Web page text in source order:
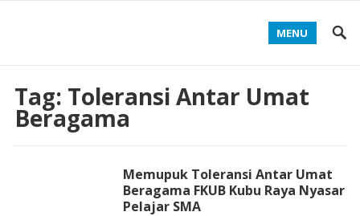
MENU
Tag: Toleransi Antar Umat
Beragama
Memupuk Toleransi Antar Umat
Beragama FKUB Kubu Raya Nyasar
Pelajar SMA